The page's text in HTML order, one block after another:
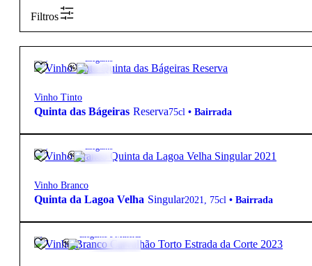
Filtros
Elegante
Vinho Tinto
Quinta das Bágeiras Reserva75cl • Bairrada
Elegante
Vinho Branco
Quinta da Lagoa Velha Singular2021, 75cl • Bairrada
Elegante e Mineral